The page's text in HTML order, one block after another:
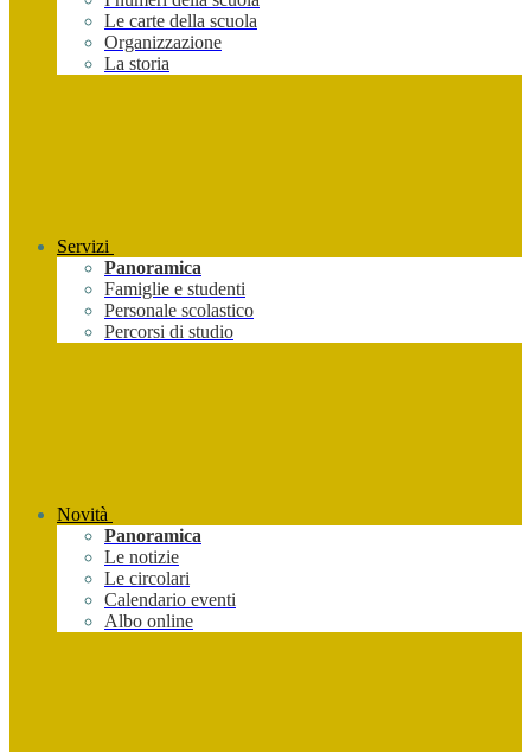
Le carte della scuola
Organizzazione
La storia
Servizi
Panoramica
Famiglie e studenti
Personale scolastico
Percorsi di studio
Novità
Panoramica
Le notizie
Le circolari
Calendario eventi
Albo online